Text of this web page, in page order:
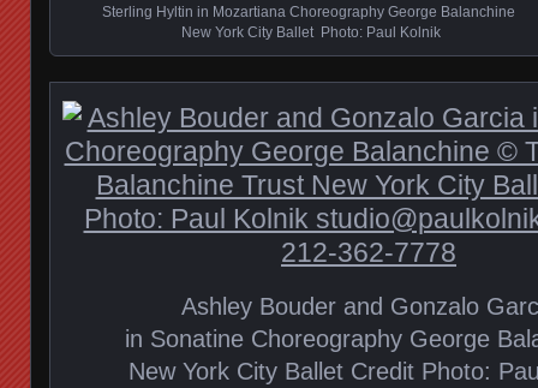
Sterling Hyltin in Mozartiana Choreography George Balanchine
New York City Ballet Photo: Paul Kolnik
Ashley Bouder and Gonzalo
in Sonatine Choreography George
New York City Ballet Credit Photo: